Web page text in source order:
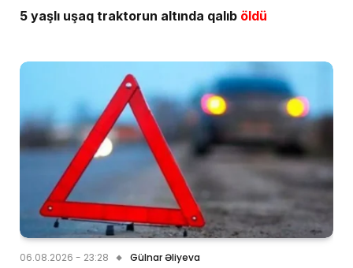
5 yaşlı uşaq traktorun altında qalıb öldü
06.08.2026 - 23:28 Gülnar Əliyeva